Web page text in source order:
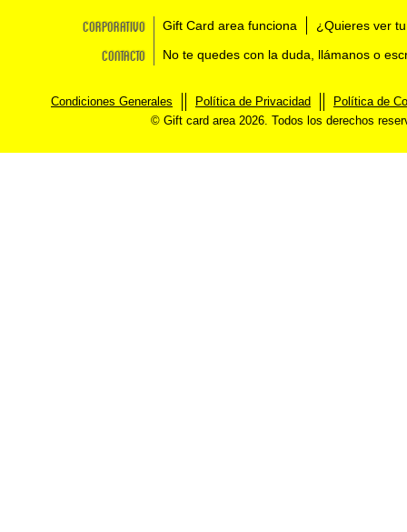
Corporativo Gift Card area funciona ¿Quieres ver
Contacto No te quedes con la duda, llámanos o
Condiciones Generales Política de Privacidad
Política de
© Gift card area 2026. Todos los derechos